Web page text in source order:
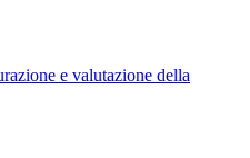
e valutazione della